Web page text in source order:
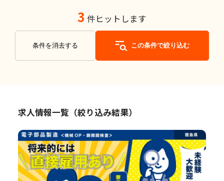
3 件ヒットします
条件を消去する この条件で絞り込む
求人情報一覧（絞り込み結果）